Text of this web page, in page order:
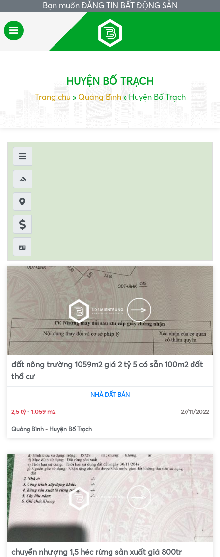
Bạn muốn ĐĂNG TIN BẤT ĐỘNG SẢN
HUYỆN BỐ TRẠCH
Trang chủ » Quảng Bình» Huyện Bố Trạch
đất nông trường 1059m2 giá 2 tỷ 5 có sẵn 100m2 đất
thổ cư
NHÀ ĐẤT BÁN
2,5 tỷ- 1.059 m2 27/11/2022
Quảng Bình - Huyện Bố Trạch
chuyển nhượng 1,5 héc rừng sản xuất giá 800tr